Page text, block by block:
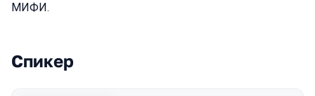
МИФИ.
Выступления в сезоне 2025
Спикер